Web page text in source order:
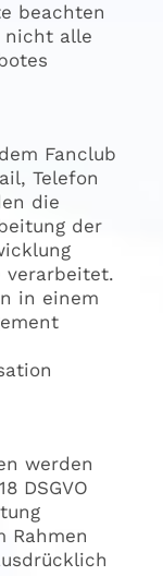
beachten
nicht alle
Fanclub
Telefon
die
der
verarbeitet.
in einem
werden
DSGVO
Rahmen